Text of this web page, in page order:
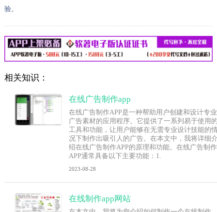
验。
相关知识：
在线广告制作app
在线广告制作APP是一种帮助用户创建和设计专业
广告素材的应用程序。它提供了一系列易于使用
工具和功能，让用户能够在无需专业设计技能的
况下制作出吸引人的广告。在本文中，我将详细
绍在线广告制作APP的原理和功能。在线广告制作
APP通常具备以下主要功能：1.
2023-08-28
在线制作app网站